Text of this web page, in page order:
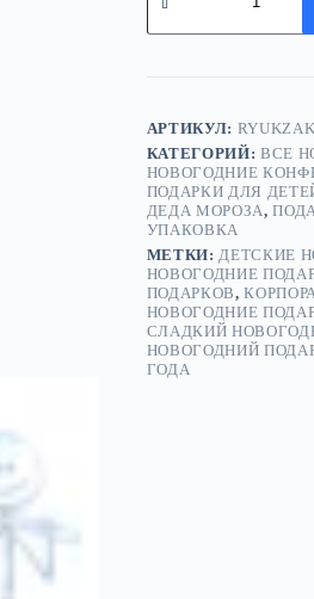
"Счастье"
АРТИКУЛ:
КАТЕГОРИЙ: ВСЕ
НОВОГОДНИЕ
ПОДАРКИ ДЛЯ
ДЕДА МОРОЗА,
УПАКОВКА
МЕТКИ:ДЕТСКИЕ
НОВОГОДНИЕ
ПОДАРКОВ,
НОВОГОДНИЕ
СЛАДКИЙ
НОВОГОДНИЙ
ГОДА